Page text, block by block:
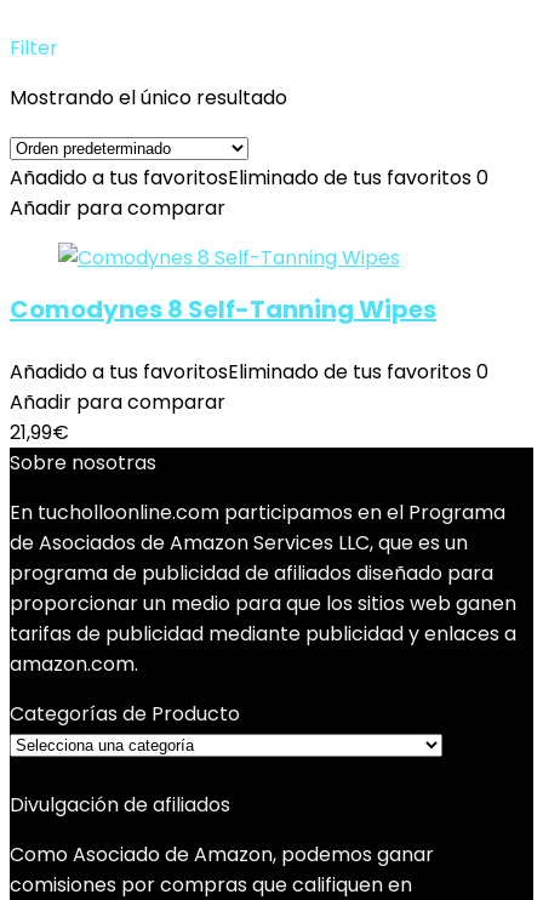
Filter
Mostrando el único resultado
Añadido a tus favoritosEliminado de tus favoritos0
Añadir para comparar
Comodynes 8 Self-Tanning Wipes
Añadido a tus favoritosEliminado de tus favoritos0
Añadir para comparar
21,99€
Sobre nosotras
En tucholloonline.com participamos en el Programa
de Asociados de Amazon Services LLC, que es un
programa de publicidad de afiliados diseñado para
proporcionar un medio para que los sitios web ganen
tarifas de publicidad mediante publicidad y enlaces a
amazon.com.
Categorías de Producto
Divulgación de afiliados
Como Asociado de Amazon, podemos ganar
comisiones por compras que califiquen en